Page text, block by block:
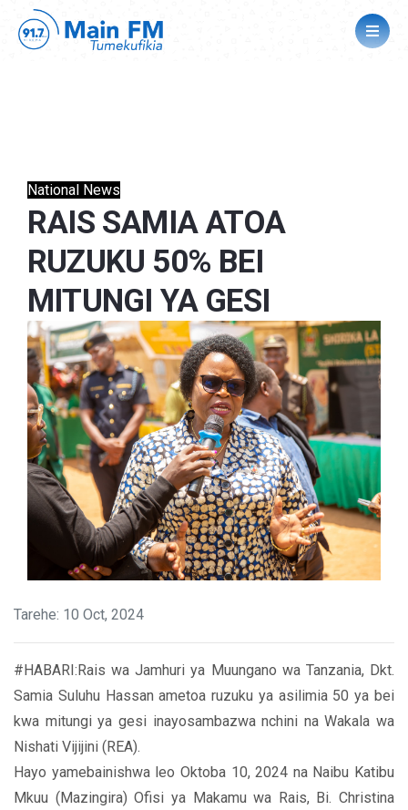
National News
RAIS SAMIA ATOA
RUZUKU 50% BEI
MITUNGI YA GESI
Tarehe: 10 Oct, 2024
#HABARI:Rais wa Jamhuri ya Muungano wa Tanzania, Dkt.
Samia Suluhu Hassan ametoa ruzuku ya asilimia 50 ya bei
kwa mitungi ya gesi inayosambazwa nchini na Wakala wa
Nishati Vijijini (REA).
Hayo yamebainishwa leo Oktoba 10, 2024 na Naibu Katibu
Mkuu (Mazingira) Ofisi ya Makamu wa Rais, Bi. Christina